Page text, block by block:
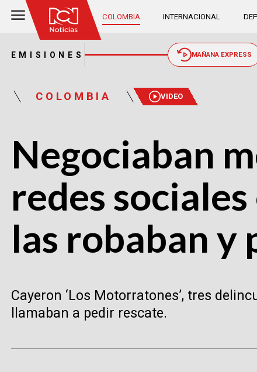
COLOMBIA INTERNACIONAL
EMISIONES MAÑANA EXPRESS
COLOMBIA VIDEO
Negociaban
redes
las robaban y
Cayeron ‘Los Motorratones’, tres
llamaban a pedir rescate.